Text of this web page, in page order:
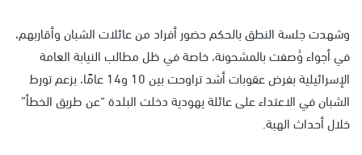
وشهدت جلسة النطق بالحكم حضور أفراد من عائلات الشبان وأقاربهم،
في أجواء وُصفت بالمشحونة، خاصة في ظل مطالب النيابة العامة
الإسرائيلية بفرض عقوبات أشد تراوحت بين 10 و14 عامًا، بزعم تورط
الشبان في الاعتداء على عائلة يهودية دخلت البلدة “عن طريق الخطأ”
خلال أحداث الهبة.